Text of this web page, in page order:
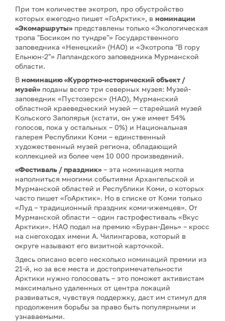
При том количестве экотроп, про обустройство
которых ежегодно пишет «ГоАрктик», в номинации
«Экомаршруты»представлены только «Экологическая
тропа "Босиком по тундре"» Государственного
заповедника «Ненецкий» (НАО) и «Экотропа "В гору
Ельнюн-2"» Лапландского заповедника Мурманской
области.
В номинацию «Курортно-исторический объект /
музей»поданы всего три северных музея: Музей-
заповедник «Пустозерск» (НАО), Мурманский
областной краеведческий музей — старейший музей
Кольского Заполярья (кстати, он уже имеет 54%
голосов, пока у остальных – 0%) и Национальная
галерея Республики Коми – единственный
художественный музей региона, обладающий
коллекцией из более чем 10 000 произведений.
«Фестиваль / праздник»– эта номинация могла
наполниться многими событиями Архангельской и
Мурманской областей и Республики Коми, о которых
часто пишет «ГоАрктик». Но в списке от Коми только
«Луд – традиционный праздник коми-ижемцев». От
Мурманской области – один гастрофестиваль «Вкус
Арктики». НАО подал на премию «Буран-День» – кросс
на снегоходах имени А. Чилингарова, который в
округе называют его визитной карточкой.
Здесь описано всего несколько номинаций премии из
21-й, но за все места и достопримечательности
Арктики нужно голосовать – это поможет активистам
максимально удаленных от центра локаций
развиваться, чувствуя поддержку, даст им стимул для
продолжения борьбы за право быть популярными и
узнаваемыми.